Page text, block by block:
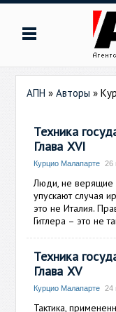
АПН »Авторы »
Техника
Глава XVI
Курцио Малапарте 26
Люди, не верящие
упускают случая
это не Италия.
Гитлера – это не
Техника
Глава XV
Курцио Малапарте 24
Тактика,